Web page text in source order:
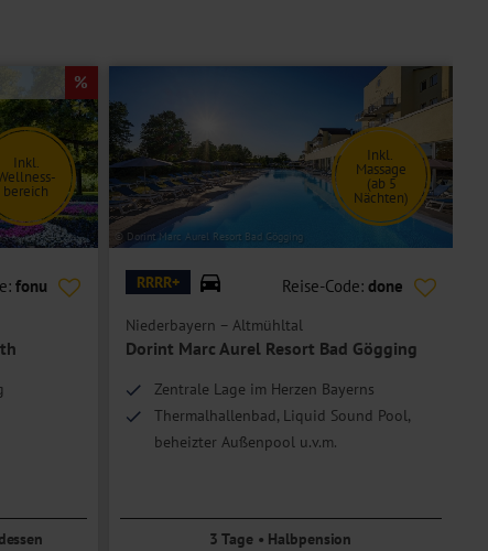
Inkl.
bereich
fonu
© Dorint Marc Aurel Resort Bad Gögging
Inkl.
Massage
(ab 5
Nächten)
RRRR+ Reise-Code: done
Niederbayern – Altmühltal
Dorint Marc Aurel Resort Bad Gögging
Zentrale Lage im Herzen Bayerns
Thermalhallenbad, Liquid Sound Pool,
beheizter Außenpool u.v.m.
3 Tage • Halbpension